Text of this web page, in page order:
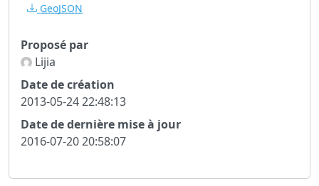
GeoJSON
Proposé par
Lijia
Date de création
2013-05-24 22:48:13
Date de dernière mise à jour
2016-07-20 20:58:07